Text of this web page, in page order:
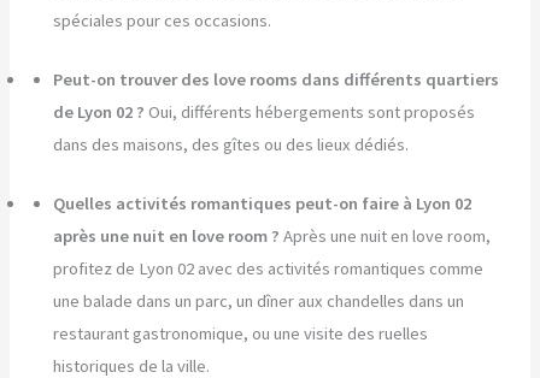
spéciales pour ces occasions.
Peut-on trouver des love rooms dans différents quartiers
de Lyon 02 ? Oui, différents hébergements sont proposés
dans des maisons, des gîtes ou des lieux dédiés.
Quelles activités romantiques peut-on faire à Lyon 02
après une nuit en love room ? Après une nuit en love room,
profitez de Lyon 02 avec des activités romantiques comme
une balade dans un parc, un dîner aux chandelles dans un
restaurant gastronomique, ou une visite des ruelles
historiques de la ville.